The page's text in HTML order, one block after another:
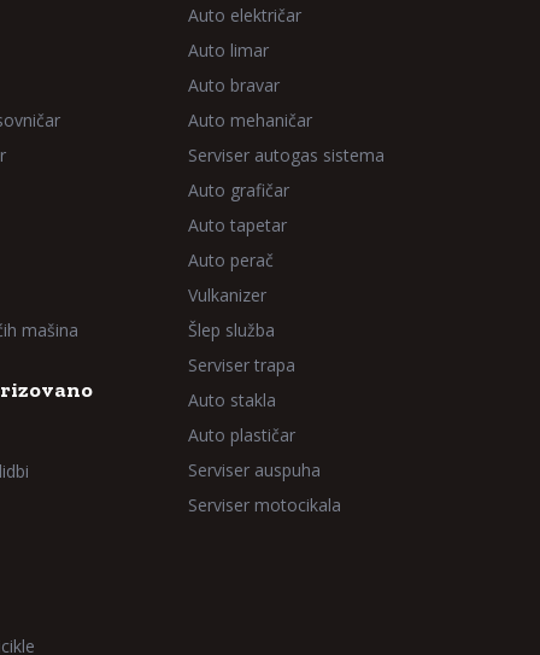
mašina
Auto električar
Auto limar
Auto bravar
Auto mehaničar
Serviser autogas sistema
Auto grafičar
Auto tapetar
Auto perač
Vulkanizer
Šlep služba
Serviser trapa
Auto stakla
Auto plastičar
Serviser auspuha
Serviser motocikala